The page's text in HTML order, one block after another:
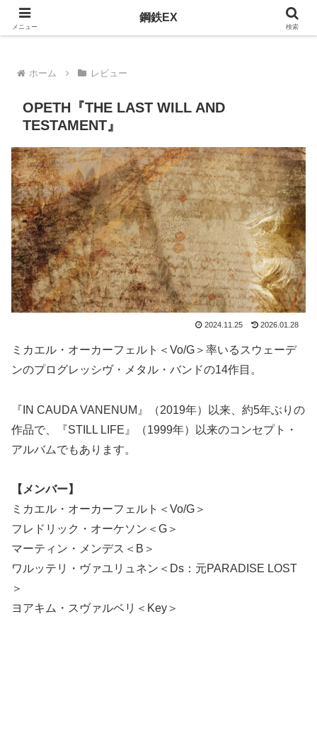
おすすめのメタルを紹介
ホーム レビュー
OPETH『THE LAST WILL AND
TESTAMENT』
2024.11.25 2026.01.28
ミカエル・オーカーフェルト＜Vo/G＞率いるスウェーデ
ンのプログレッシヴ・メタル・バンドの14作目。
『IN CAUDA VANENUM』（2019年）以来、約5年ぶりの
作品で、『STILL LIFE』（1999年）以来のコンセプト・
アルバムでもあります。
【メンバー】
ミカエル・オーカーフェルト＜Vo/G＞
フレドリック・オーケソン＜G＞
マーティン・メンデス＜B＞
ワルッテリ・ヴァユリュネン＜Ds：元PARADISE LOST
＞
ヨアキム・スヴァルベリ＜Key＞
メニュー
鋼鉄EX
検索